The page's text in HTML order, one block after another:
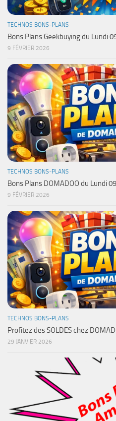
TECHNOS BONS-PLANS
Bons Plans Geekbuying du Lundi
9 FÉVRIER 2026
TECHNOS BONS-PLANS
Bons Plans DOMADOO du Lundi
9 FÉVRIER 2026
TECHNOS BONS-PLANS
Profitez des SOLDES chez
29 JANVIER 2026